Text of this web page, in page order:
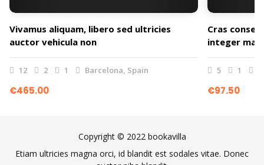
Vivamus aliquam, libero sed ultricies
auctor vehicula non
12 2 1 Barcelona, Spain
€465.00
Cras
integer
5 1
€97.50
Copyright © 2022 bookavilla
Etiam ultricies magna orci, id blandit est sodales vitae. Donec